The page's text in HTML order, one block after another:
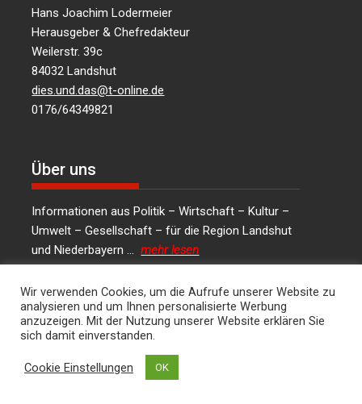
Hans Joachim Lodermeier
Herausgeber & Chefredakteur
Weilerstr. 39c
84032 Landshut
dies.und.das@t-online.de
0176/64349821
Über uns
Informationen aus Politik – Wirtschaft – Kultur –
Umwelt – Gesellschaft – für die Region Landshut
und Niederbayern …mehr lesen
Social Media
LinkedIn
Facebook
Instagram
X
Wir verwenden Cookies, um die Aufrufe unserer Website zu
analysieren und um Ihnen personalisierte Werbung
anzuzeigen. Mit der Nutzung unserer Website erklären Sie
sich damit einverstanden.
Cookie Einstellungen OK